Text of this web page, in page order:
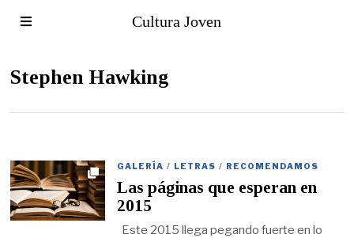
Cultura Joven
Stephen Hawking
GALERÍA / LETRAS / RECOMENDAMOS
Las páginas que esperan en
2015
Este 2015 llega pegando fuerte en lo